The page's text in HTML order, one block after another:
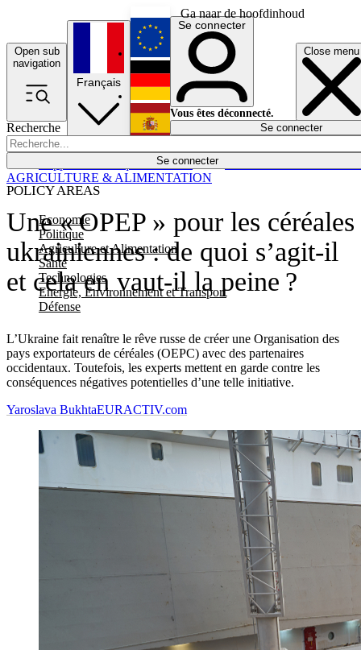
Ga naar de hoofdinhoud
Open sub
navigation
Close menu
Recherche
Se connecter
POLICY AREAS
Economie
Politique
Agriculture et Alimentation
Santé
Technologies
Energie, Environnement et Transport
Défense
Économie
Français
English
Deutsch
Español
Se connecter
Vous êtes déconnecté.
Se connecter
Une « OPEP » pour les céréales
ukrainiennes : de quoi s’agit-il
et cela en vaut-il la peine ?
L’Ukraine fait renaître le rêve russe de créer une Organisation des
pays exportateurs de céréales (OEPC) avec des partenaires
occidentaux. Toutefois, les experts mettent en garde contre les
conséquences négatives potentielles d’une telle initiative.
AGRICULTURE & ALIMENTATION
Yaroslava BukhtaEURACTIV.com